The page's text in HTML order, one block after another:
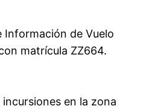
Información de Vuelo
matrícula ZZ664.
en la zona